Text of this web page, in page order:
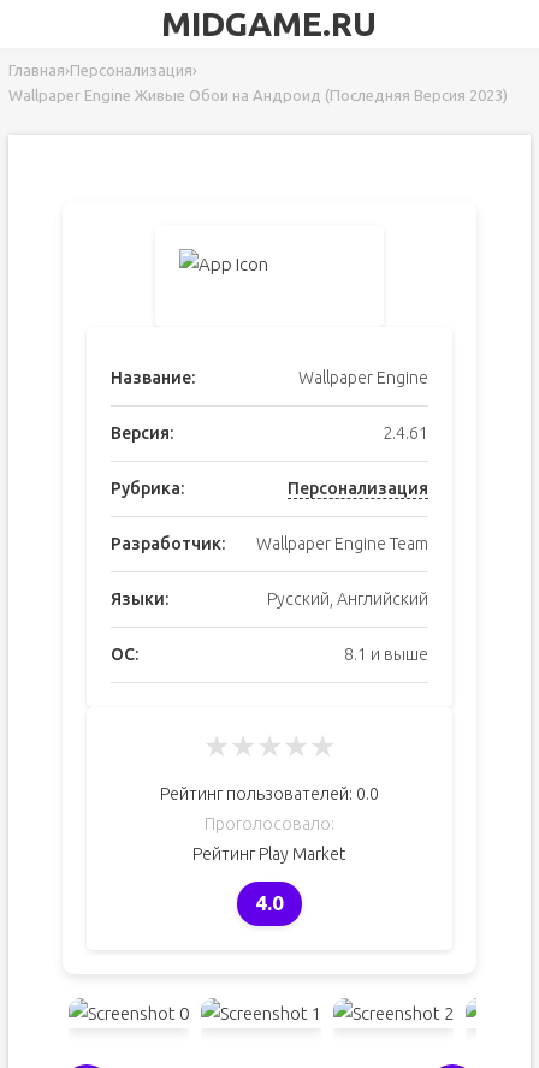
MIDGAME.RU
Главная›Персонализация›
Wallpaper Engine Живые Обои на Андроид (Последняя Версия 2023)
Название: Wallpaper Engine
Версия: 2.4.61
Рубрика: Персонализация
Разработчик: Wallpaper Engine Team
Языки: Русский, Английский
ОС: 8.1 и выше
★★★★★
Рейтинг пользователей: 0.0
Проголосовало:
Рейтинг Play Market
4.0